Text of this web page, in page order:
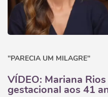
"PARECIA UM MILAGRE"
VÍDEO: Mariana
gestacional aos 41